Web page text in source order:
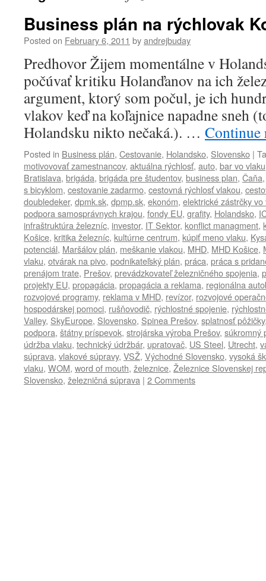
Business plán na rýchlovak
Posted on February 6, 2011 byandrejbuday
Predhovor Žijem momentálne v
počúvať kritiku Holanďanov na ich
argument, ktorý som počul, je ich
vlakov keď na koľajnice napadne sneh
Holandsku nikto nečaká.). …
Posted in Business plán, Cestovanie, Holandsko, Slovensko |
motivovovať zamestnancov, aktuálna rýchlosť, auto, bar vo vlaku
Bratislava, brigáda, brigáda pre študentov, business plan, Čaňa
s bicyklom, cestovanie zadarmo, cestovná rýchlosť vlakou,
doubledeker, dpmk.sk, dpmp.sk, ekonóm, elektrické zástrčky vo
podpora samosprávnych krajou, fondy EU, grafity, Holandsko,
infraštruktúra železníc, investor, IT Sektor, konflict managment,
Košice, kritika železníc, kultúrne centrum, kúpiť meno vlaku,
potenciál, Maršálov plán, meškanie vlakou, MHD, MHD Košice,
vlaku, otvárak na pivo, podnikateľský plán, práca, práca s
prenájom trate, Prešov, prevádzkovateľ železničného spojenia,
projekty EU, propagácia, propagácia a reklama, regionálna
rozvojové programy, reklama v MHD, revízor, rozvojové
hospodárskej pomoci, rušňovodič, rýchlostné spojenie,
Valley, SkyEurope, Slovensko, Spinea Prešov, splatnosť pôžičky
podpora, štátny príspevok, strojárska výroba Prešov, súkromný
údržba vlaku, technický údržbár, upratovač, US Steel, Utrecht,
súprava, vlakové súpravy, VSŽ, Východné Slovensko, vysoká
vlaku, WOM, word of mouth, železnice, Železnice Slovenskej
Slovensko, železničná súprava | 2 Comments